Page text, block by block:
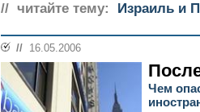
// читайте тему:
Израиль и
// 16.05.2006
Чем